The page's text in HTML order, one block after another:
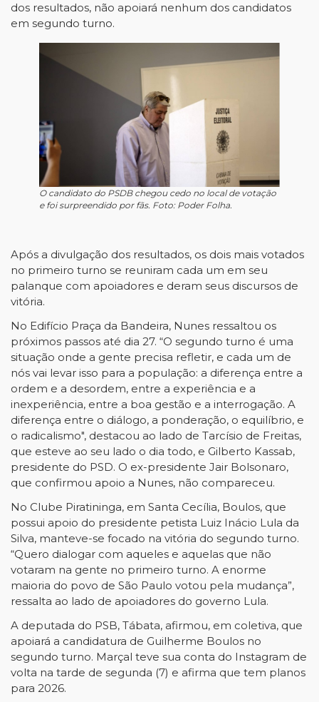
dos resultados, não apoiará nenhum dos candidatos
em segundo turno.
O candidato do PSDB chegou cedo no local de votação
e foi surpreendido por fãs. Foto: Poder Folha.
Após a divulgação dos resultados, os dois mais votados
no primeiro turno se reuniram cada um em seu
palanque com apoiadores e deram seus discursos de
vitória.
No Edifício Praça da Bandeira, Nunes ressaltou os
próximos passos até dia 27. “O segundo turno é uma
situação onde a gente precisa refletir, e cada um de
nós vai levar isso para a população: a diferença entre a
ordem e a desordem, entre a experiência e a
inexperiência, entre a boa gestão e a interrogação. A
diferença entre o diálogo, a ponderação, o equilíbrio, e
o radicalismo", destacou ao lado de Tarcísio de Freitas,
que esteve ao seu lado o dia todo, e Gilberto Kassab,
presidente do PSD. O ex-presidente Jair Bolsonaro,
que confirmou apoio a Nunes, não compareceu.
No Clube Piratininga, em Santa Cecília, Boulos, que
possui apoio do presidente petista Luiz Inácio Lula da
Silva, manteve-se focado na vitória do segundo turno.
“Quero dialogar com aqueles e aquelas que não
votaram na gente no primeiro turno. A enorme
maioria do povo de São Paulo votou pela mudança”,
ressalta ao lado de apoiadores do governo Lula.
A deputada do PSB, Tábata, afirmou, em coletiva, que
apoiará a candidatura de Guilherme Boulos no
segundo turno. Marçal teve sua conta do Instagram de
volta na tarde de segunda (7) e afirma que tem planos
para 2026.